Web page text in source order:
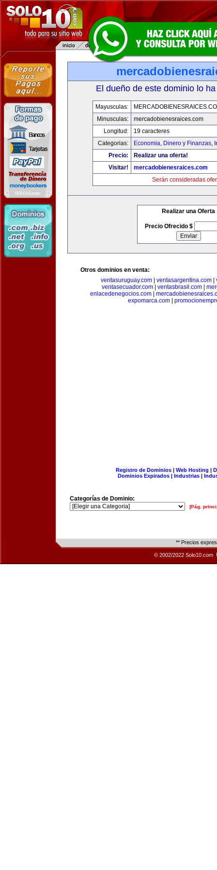
El dueño de este dominio lo
Mayusculas:
Minusculas:
mercadobienesraices.com
Longitud:
19 caracteres
Categorias:
Economia, Dinero y Finanzas,
Precio:
Realizar una oferta!
Visitar!
mercadobienesraices.com
Serán consideradas
Realizar una Oferta
Precio Ofrecido $
Otros dominios en venta:
ventasuruguay.com| ventasargentina.com|
ventasecuador.com| ventasbrasil.com|
enlacedenegocios.com|
expomarca.com|
Registro de Dominios| Web Hosting |
Dominios Expirados | Industrias |
Categorías de Dominio:
[Pág.
** Precios
© 2002/2022 Solo10.com